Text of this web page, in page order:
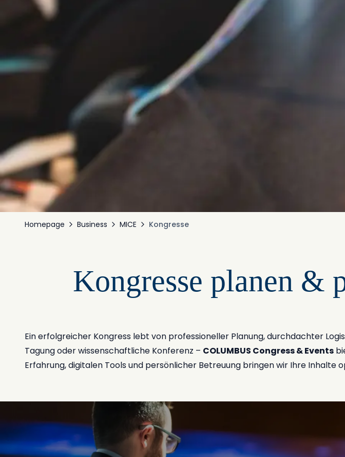
Homepage Business MICE Kongresse
Kongresse planen &
Ein erfolgreicher Kongress lebt von professioneller Planung, durchdachter
Tagung oder wissenschaftliche Konferenz – COLUMBUS Congress & Events
Erfahrung, digitalen Tools und persönlicher Betreuung bringen wir Ihre Inhalte